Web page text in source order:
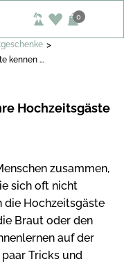
0
>
kennen ...
Hochzeitsgäste
zusammen,
sich oft nicht
die Hochzeitsgäste
Braut oder den
auf der
Tricks und